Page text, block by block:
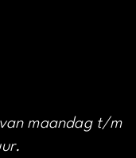
maandag t/m